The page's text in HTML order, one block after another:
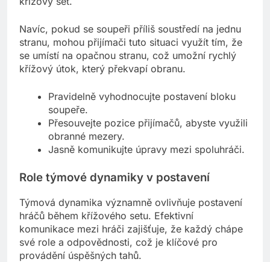
Navíc, pokud se soupeři příliš soustředí na jednu
stranu, mohou přijímači tuto situaci využít tím, že
se umístí na opačnou stranu, což umožní rychlý
křížový útok, který překvapí obranu.
Pravidelně vyhodnocujte postavení bloku
soupeře.
Přesouvejte pozice přijímačů, abyste využili
obranné mezery.
Jasně komunikujte úpravy mezi spoluhráči.
Role týmové dynamiky v postavení
Týmová dynamika významně ovlivňuje postavení
hráčů během křížového setu. Efektivní
komunikace mezi hráči zajišťuje, že každý chápe
své role a odpovědnosti, což je klíčové pro
provádění úspěšných tahů.